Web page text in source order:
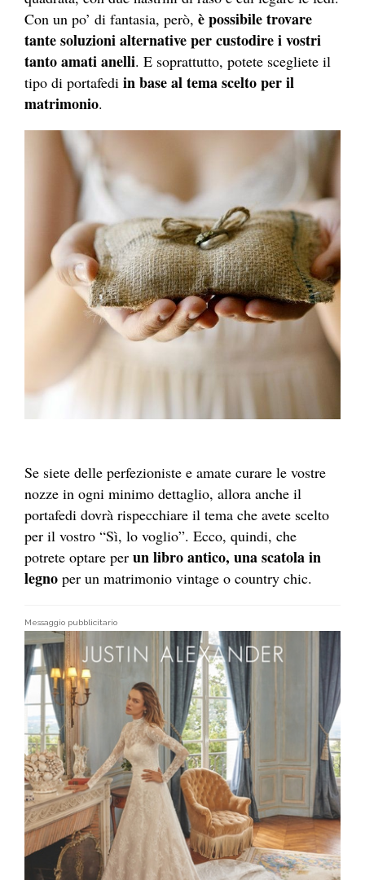
Con un po’ di fantasia, però, è possibile trovare
tante soluzioni alternative per custodire i vostri
tanto amati anelli. E soprattutto, potete scegliete il
tipo di portafedi in base al tema scelto per il
matrimonio.
Se siete delle perfezioniste e amate curare le vostre
nozze in ogni minimo dettaglio, allora anche il
portafedi dovrà rispecchiare il tema che avete scelto
per il vostro “Sì, lo voglio”. Ecco, quindi, che
potrete optare per un libro antico, una scatola in
legno per un matrimonio vintage o country chic.
Messaggio pubblicitario